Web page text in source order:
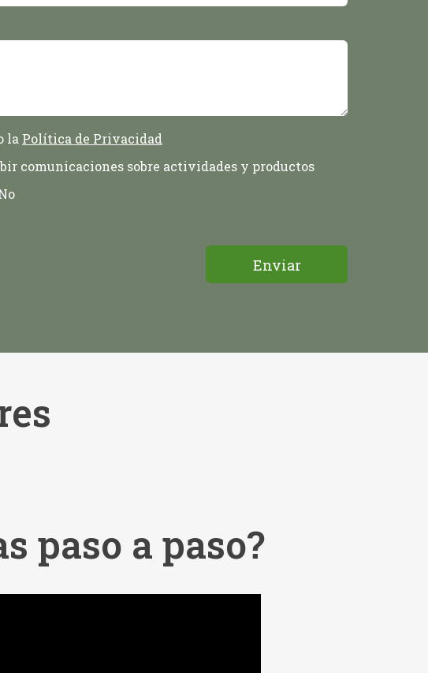
la Política de Privacidad
comunicaciones sobre actividades y productos
paso a paso?